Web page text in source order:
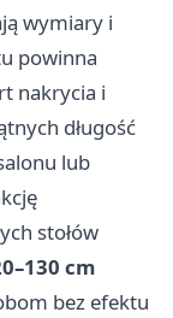
wymiary i
powinna
nakrycia i
długość
lub
stołów
cm
bez efektu